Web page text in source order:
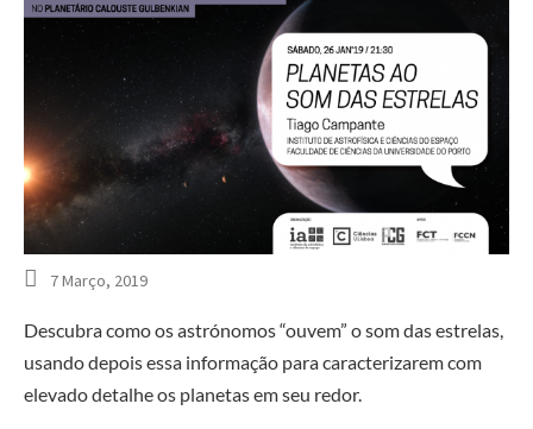
7 Março, 2019
Descubra como os astrónomos “ouvem” o som das estrelas,
usando depois essa informação para caracterizarem com
elevado detalhe os planetas em seu redor.